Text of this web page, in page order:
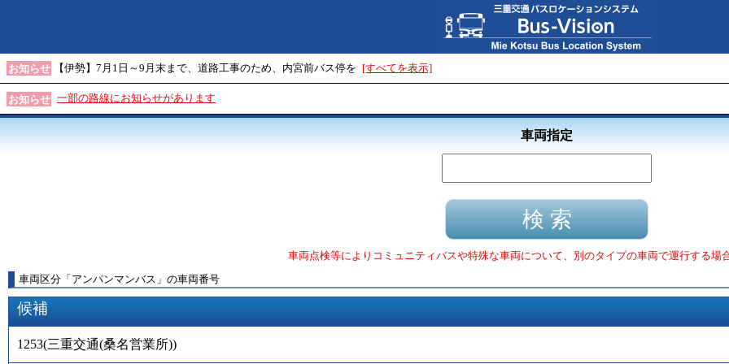
お知らせ 【伊勢】7月1日～9月末まで、道路工事のため、内宮前バス停を [すべてを表示]
お知らせ 一部の路線にお知らせがあります
車両指定
車両点検等によりコミュニティバスや特殊な車両について、別のタイプの車両で運行する場
車両区分 「 アンパンマンバス 」 の車両番号
候補
1253(三重交通(桑名営業所))